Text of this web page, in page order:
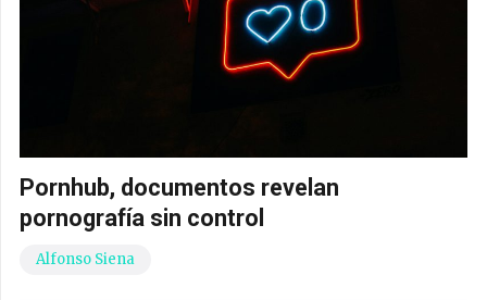
Pornhub, documentos revelan
pornografía sin control
Alfonso Siena